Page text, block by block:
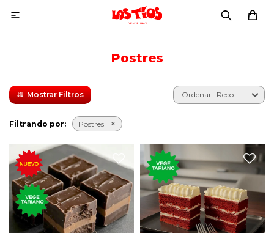

Postres
Recomendados
Filtrando por: Postres
Cuatro chocolates Marroc,
clásico bocadito rectangular
compuesto por capas de
pasta de avellanas,
chocolate con leche y
chocolate blanco.
Clásico postre neoyorquino
con bizcochuelo rojo y
frosting de queso.